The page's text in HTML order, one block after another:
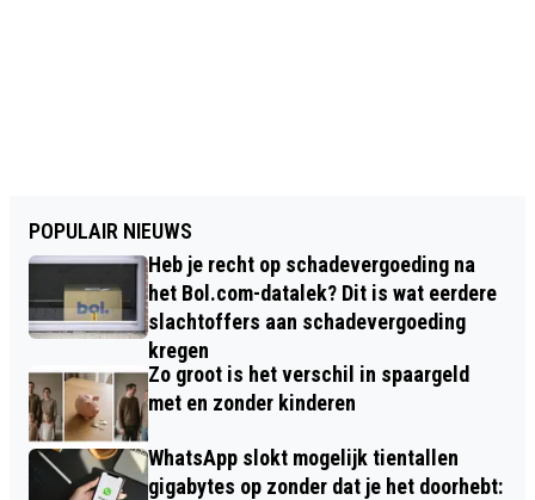
POPULAIR NIEUWS
Heb je recht op schadevergoeding na
het Bol.com-datalek? Dit is wat eerdere
slachtoffers aan schadevergoeding
kregen
Zo groot is het verschil in spaargeld
met en zonder kinderen
WhatsApp slokt mogelijk tientallen
gigabytes op zonder dat je het doorhebt: